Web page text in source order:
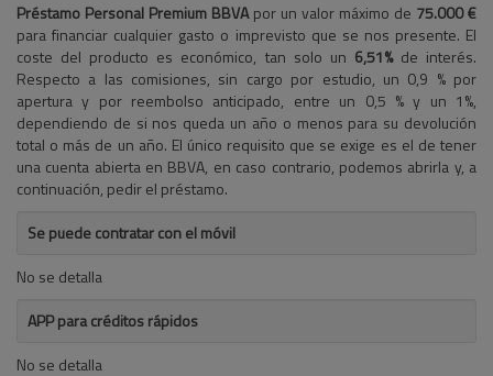
Préstamo Personal Premium BBVApor un valor máximo de 75.000 €
para financiar cualquier gasto o imprevisto que se nos presente. El
coste del producto es económico, tan solo un 6,51%de interés.
Respecto a las comisiones, sin cargo por estudio, un 0,9 % por
apertura y por reembolso anticipado, entre un 0,5 % y un 1%,
dependiendo de si nos queda un año o menos para su devolución
total o más de un año. El único requisito que se exige es el de tener
una cuenta abierta en BBVA, en caso contrario, podemos abrirla y, a
continuación, pedir el préstamo.
Se puede contratar con el móvil
No se detalla
APP para créditos rápidos
No se detalla